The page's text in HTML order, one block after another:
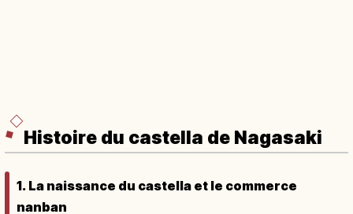
Histoire du castella de Nagasaki
1. La naissance du castella et le commerce
nanban